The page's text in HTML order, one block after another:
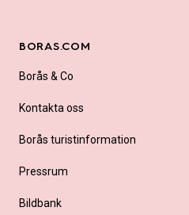
BORAS.COM
Borås & Co
Kontakta oss
Borås turistinformation
Pressrum
Bildbank